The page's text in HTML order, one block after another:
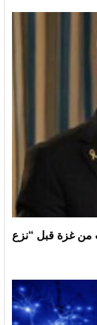
من غزة قبل “نزع